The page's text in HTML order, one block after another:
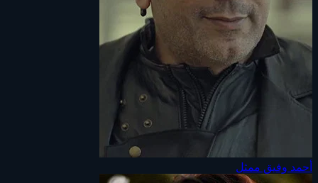
أحمد وفيق ممثل